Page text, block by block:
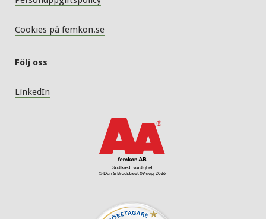
Cookies på femkon.se
Följ oss
LinkedIn